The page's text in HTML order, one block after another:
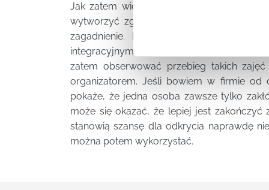
Jak zatem widać, takie
wytworzyć zgrane, dobrze pracujące
zagadnienie. Mianowicie kierownik
integracyjnym łatwo wyłuszczyć osobę,
zatem obserwować przebieg takich
organizatorem. Jeśli bowiem w firmie od
pokaże, że jedna osoba zawsze tylko
może się okazać, że lepiej jest
stanowią szansę dla odkrycia naprawdę
można potem wykorzystać.